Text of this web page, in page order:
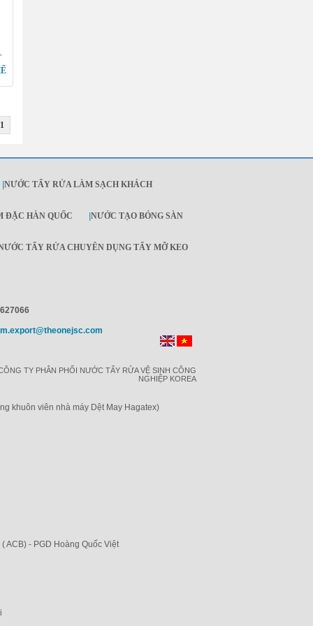
1
NƯỚC TẨY RỬA LÀM SẠCH KHÁCH
ĐẶC HÀN QUỐC NƯỚC TẠO BÓNG SÀN
TẨY RỬA CHUYÊN DỤNG TẨY MỠ KEO
TY PHÂN PHỐI NƯỚC TẨY RỬA VỆ SINH CÔNG
NGHIỆP KOREA
khuôn viên nhà máy Dệt May Hagatex)
ACB) - PGD Hoàng Quốc Việt